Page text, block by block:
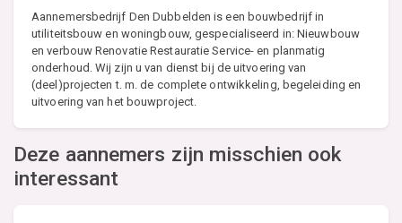
Aannemersbedrijf Den Dubbelden is een bouwbedrijf in
utiliteitsbouw en woningbouw, gespecialiseerd in: Nieuwbouw
en verbouw Renovatie Restauratie Service- en planmatig
onderhoud. Wij zijn u van dienst bij de uitvoering van
(deel)projecten t. m. de complete ontwikkeling, begeleiding en
uitvoering van het bouwproject.
Deze aannemers zijn misschien ook
interessant